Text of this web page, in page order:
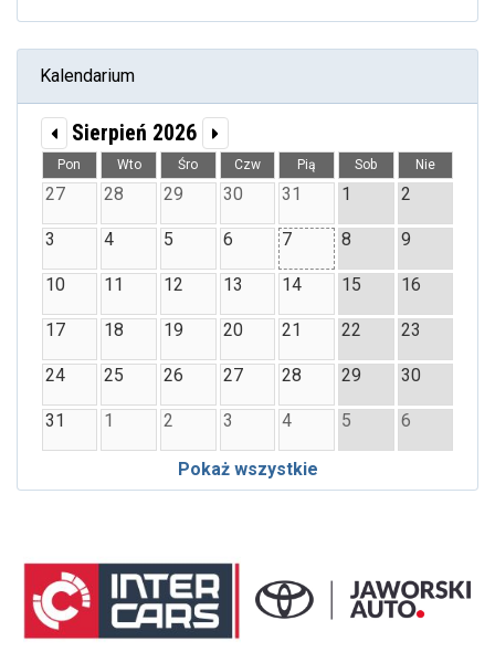
Kalendarium
Sierpień 2026
Pon Wto Śro Czw Pią Sob Nie
27 28 29 30 31 1 2
3 4 5 6 7 8 9
10 11 12 13 14 15 16
17 18 19 20 21 22 23
24 25 26 27 28 29 30
31 1 2 3 4 5 6
Pokaż wszystkie